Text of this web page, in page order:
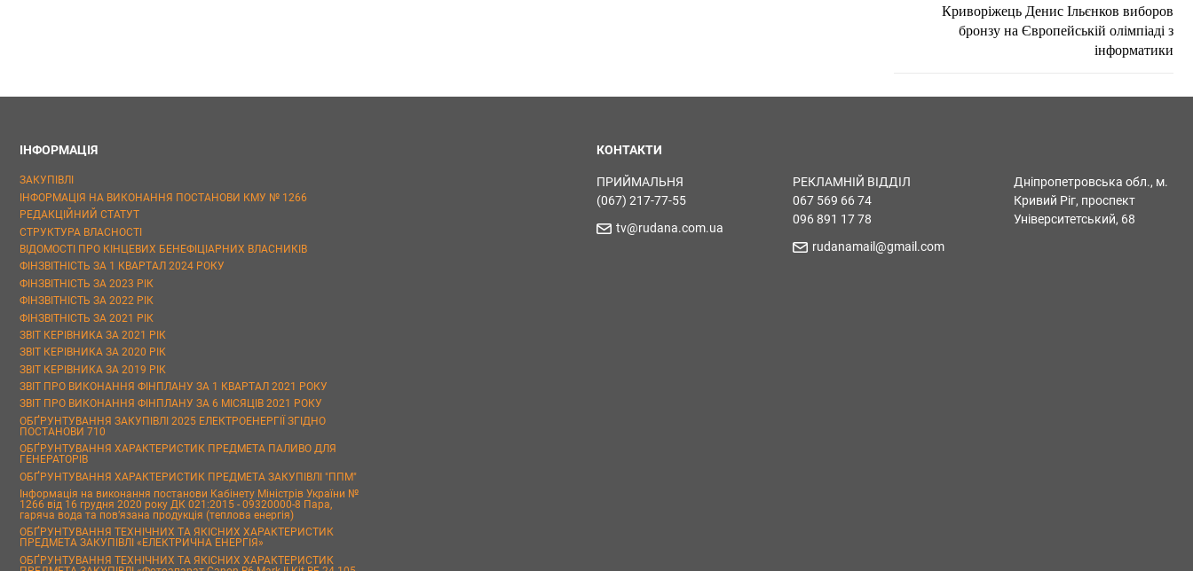
Криворіжець Денис Ільєнков виборов
бронзу на Європейській олімпіаді з
інформатики
ІНФОРМАЦІЯ
ЗАКУПІВЛІ
ІНФОРМАЦІЯ НА ВИКОНАННЯ ПОСТАНОВИ КМУ № 1266
РЕДАКЦІЙНИЙ СТАТУТ
СТРУКТУРА ВЛАСНОСТІ
ВІДОМОСТІ ПРО КІНЦЕВИХ БЕНЕФІЦІАРНИХ ВЛАСНИКІВ
ФІНЗВІТНІСТЬ ЗА 1 КВАРТАЛ 2024 РОКУ
ФІНЗВІТНІСТЬ ЗА 2023 РІК
ФІНЗВІТНІСТЬ ЗА 2022 РІК
ФІНЗВІТНІСТЬ ЗА 2021 РІК
ЗВІТ КЕРІВНИКА ЗА 2021 РІК
ЗВІТ КЕРІВНИКА ЗА 2020 РІК
ЗВІТ КЕРІВНИКА ЗА 2019 РІК
ЗВІТ ПРО ВИКОНАННЯ ФІНПЛАНУ ЗА 1 КВАРТАЛ 2021 РОКУ
ЗВІТ ПРО ВИКОНАННЯ ФІНПЛАНУ ЗА 6 МІСЯЦІВ 2021 РОКУ
ОБҐРУНТУВАННЯ ЗАКУПІВЛІ 2025 ЕЛЕКТРОЕНЕРГІЇ ЗГІДНО
ПОСТАНОВИ 710
ОБҐРУНТУВАННЯ ХАРАКТЕРИСТИК ПРЕДМЕТА ПАЛИВО ДЛЯ
ГЕНЕРАТОРІВ
ОБҐРУНТУВАННЯ ХАРАКТЕРИСТИК ПРЕДМЕТА ЗАКУПІВЛІ "ППМ"
Інформація на виконання постанови Кабінету Міністрів України №
1266 від 16 грудня 2020 року ДК 021:2015 - 09320000-8 Пара,
гаряча вода та пов’язана продукція (теплова енергія)
ОБҐРУНТУВАННЯ ТЕХНІЧНИХ ТА ЯКІСНИХ ХАРАКТЕРИСТИК
ПРЕДМЕТА ЗАКУПІВЛІ «ЕЛЕКТРИЧНА ЕНЕРГІЯ»
ОБҐРУНТУВАННЯ ТЕХНІЧНИХ ТА ЯКІСНИХ ХАРАКТЕРИСТИК
КОНТАКТИ
ПРИЙМАЛЬНЯ
(067) 217-77-55
tv@rudana.com.ua
РЕКЛАМНІЙ ВІДДІЛ
067 569 66 74
096 891 17 78
rudanamail@gmail.com
Дніпропетровська обл., м.
Кривий Ріг, проспект
Університетський, 68